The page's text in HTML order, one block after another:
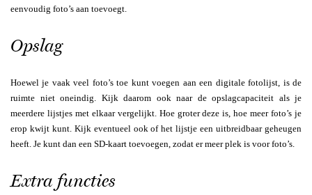
eenvoudig foto’s aan toevoegt.
Opslag
Hoewel je vaak veel foto’s toe kunt voegen aan een digitale fotolijst, is de
ruimte niet oneindig. Kijk daarom ook naar de opslagcapaciteit als je
meerdere lijstjes met elkaar vergelijkt. Hoe groter deze is, hoe meer foto’s je
erop kwijt kunt. Kijk eventueel ook of het lijstje een uitbreidbaar geheugen
heeft. Je kunt dan een SD-kaart toevoegen, zodat er meer plek is voor foto’s.
Extra functies